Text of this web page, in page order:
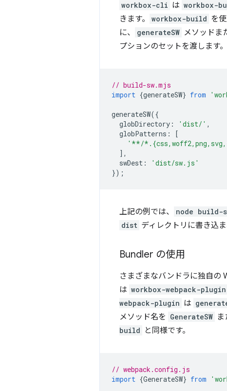
workbox-cli は workbox-
きます。
workbox-build を
に、
generateSW メソッドま
プションのセットを渡します。
// build-sw.mjs
import {generateSW} from
generateSW({
globDirectory : 'dist/' ,
globPatterns :
[
'**/
],
swDest :
'dist/sw.js'
});
上記の例では、 node build-
dist ディレクトリに書き込ま
Bundler の使用
さまざまなバンドラに独自の
は workbox-webpack-plugin
webpack-plugin は
メソッド名を GenerateSW
build
と同様です。
// webpack.config.js
import {GenerateSW} from